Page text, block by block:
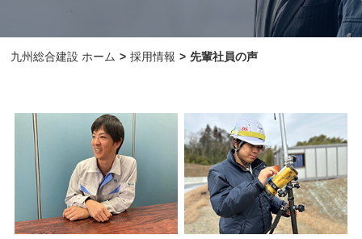
九州総合建設 ホーム 採用情報 先輩社員の声